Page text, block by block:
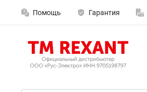
Помощь Гарантия